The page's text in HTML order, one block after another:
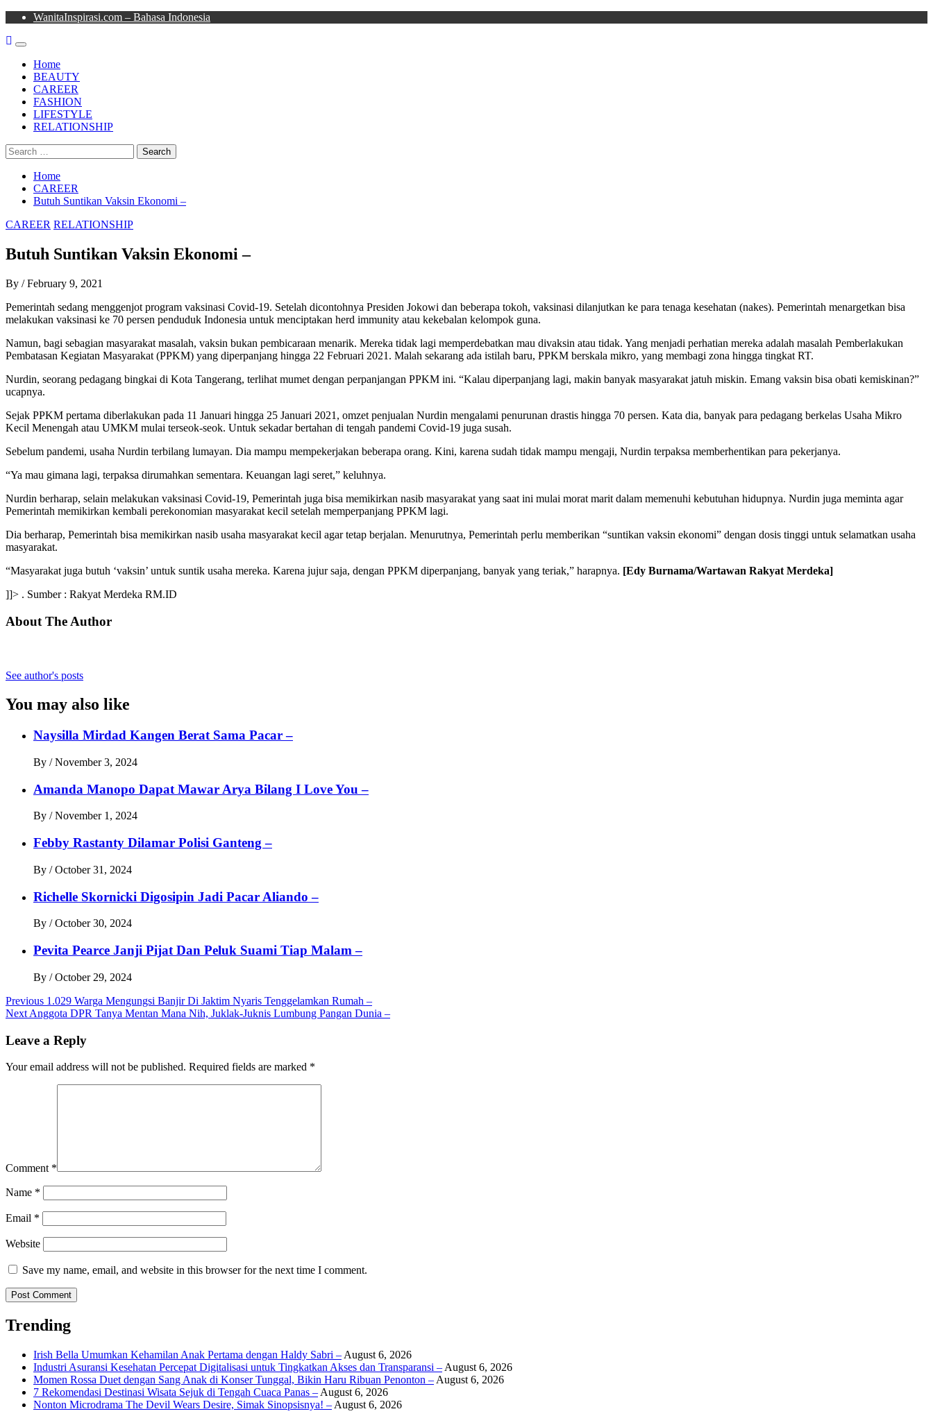
Skip
content
WanitaInspirasi.com – Bahasa Indonesia
Primary
MenuHome
BEAUTY
CAREER
FASHION
LIFESTYLE
RELATIONSHIP
Search
for:
Home
CAREER
Butuh Suntikan Vaksin Ekonomi –
CAREER RELATIONSHIP
Butuh Suntikan Vaksin Ekonomi –
By / February 9, 2021
Pemerintah sedang menggenjot program vaksinasi Covid-19. Setelah dicontohnya Presiden Jokowi dan beberapa tokoh, vaksinasi dilanjutkan ke para tenaga kesehatan (nakes). Pemerintah menargetkan bisa
melakukan vaksinasi ke 70 persen penduduk Indonesia untuk menciptakan herd immunity atau kekebalan kelompok guna.
Namun, bagi sebagian masyarakat masalah, vaksin bukan pembicaraan menarik. Mereka tidak lagi memperdebatkan mau divaksin atau tidak. Yang menjadi perhatian mereka adalah masalah Pemberlakukan
Pembatasan Kegiatan Masyarakat (PPKM) yang diperpanjang hingga 22 Februari 2021. Malah sekarang ada istilah baru, PPKM berskala mikro, yang membagi zona hingga tingkat RT.
Nurdin, seorang pedagang bingkai di Kota Tangerang, terlihat mumet dengan perpanjangan PPKM ini. “Kalau diperpanjang lagi, makin banyak masyarakat jatuh miskin. Emang vaksin bisa obati kemiskinan?”
ucapnya.
Sejak PPKM pertama diberlakukan pada 11 Januari hingga 25 Januari 2021, omzet penjualan Nurdin mengalami penurunan drastis hingga 70 persen. Kata dia, banyak para pedagang berkelas Usaha Mikro
Kecil Menengah atau UMKM mulai terseok-seok. Untuk sekadar bertahan di tengah pandemi Covid-19 juga susah.
Sebelum pandemi, usaha Nurdin terbilang lumayan. Dia mampu mempekerjakan beberapa orang. Kini, karena sudah tidak mampu mengaji, Nurdin terpaksa memberhentikan para pekerjanya.
“Ya mau gimana lagi, terpaksa dirumahkan sementara. Keuangan lagi seret,” keluhnya.
Nurdin berharap, selain melakukan vaksinasi Covid-19, Pemerintah juga bisa memikirkan nasib masyarakat yang saat ini mulai morat marit dalam memenuhi kebutuhan hidupnya. Nurdin juga meminta agar
Pemerintah memikirkan kembali perekonomian masyarakat kecil setelah memperpanjang PPKM lagi.
Dia berharap, Pemerintah bisa memikirkan nasib usaha masyarakat kecil agar tetap berjalan. Menurutnya, Pemerintah perlu memberikan “suntikan vaksin ekonomi” dengan dosis tinggi untuk selamatkan usaha
masyarakat.
“Masyarakat juga butuh ‘vaksin’ untuk suntik usaha mereka. Karena jujur saja, dengan PPKM diperpanjang, banyak yang teriak,” harapnya. [Edy Burnama/Wartawan Rakyat Merdeka]
]]> . Sumber : Rakyat Merdeka RM.ID
About The Author
See author's posts
You may also like
Naysilla Mirdad Kangen Berat Sama Pacar –
By / November 3, 2024
Amanda Manopo Dapat Mawar Arya Bilang I Love You –
By / November 1, 2024
Febby Rastanty Dilamar Polisi Ganteng –
By / October 31, 2024
Richelle Skornicki Digosipin Jadi Pacar Aliando –
By / October 30, 2024
Pevita Pearce Janji Pijat Dan Peluk Suami Tiap Malam –
By / October 29, 2024
Post
navigation
Previous 1.029 Warga Mengungsi Banjir Di Jaktim Nyaris Tenggelamkan Rumah –
Next Anggota DPR Tanya Mentan Mana Nih, Juklak-Juknis Lumbung Pangan Dunia –
Leave a Reply
Your email address will not be published. Required fields are marked *
Comment *
Name *
Email *
Website
Save my name, email, and website in this browser for the next time I comment.
Trending
Irish Bella Umumkan Kehamilan Anak Pertama dengan Haldy Sabri – August 6, 2026
Industri Asuransi Kesehatan Percepat Digitalisasi untuk Tingkatkan Akses dan Transparansi – August 6, 2026
Momen Rossa Duet dengan Sang Anak di Konser Tunggal, Bikin Haru Ribuan Penonton – August 6, 2026
7 Rekomendasi Destinasi Wisata Sejuk di Tengah Cuaca Panas – August 6, 2026
Nonton Microdrama The Devil Wears Desire, Simak Sinopsisnya! – August 6, 2026